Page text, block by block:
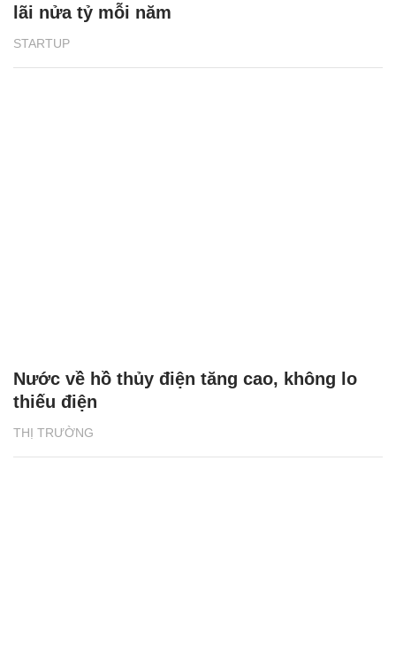
STARTUP
lãi nửa tỷ mỗi năm
THỊ TRƯỜNG
Nước về hồ thủy điện tăng cao, không lo
thiếu điện